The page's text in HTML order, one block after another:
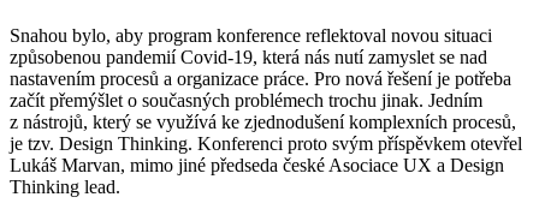
Snahou bylo, aby program konference reflektoval novou situaci
způsobenou pandemií Covid-19, která nás nutí zamyslet se nad
nastavením procesů a organizace práce. Pro nová řešení je potřeba
začít přemýšlet o současných problémech trochu jinak. Jedním
z nástrojů, který se využívá ke zjednodušení komplexních procesů,
je tzv. Design Thinking. Konferenci proto svým příspěvkem otevřel
Lukáš Marvan, mimo jiné předseda české Asociace UX a Design
Thinking lead.